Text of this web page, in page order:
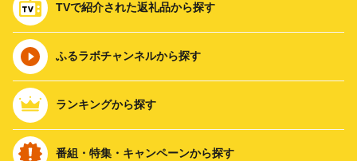
TVで紹介された返礼品から探す
ふるラボチャンネルから探す
ランキングから探す
番組・特集・キャンペーンから探す